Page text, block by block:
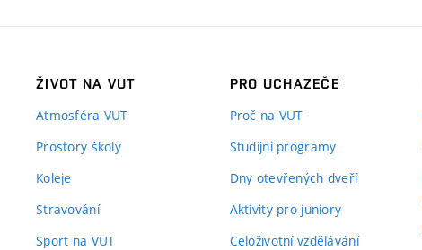
ŽIVOT NA VUT
Atmosféra VUT
Prostory školy
Koleje
Stravování
Sport na VUT
PRO UCHAZEČE
Proč na VUT
Studijní programy
Dny otevřených dveří
Aktivity pro juniory
Celoživotní vzdělávání